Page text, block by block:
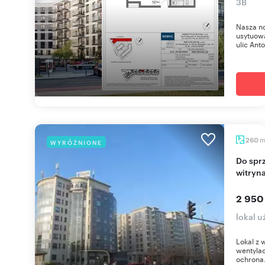
Nasza
ulic
WYRÓŻNIONE 260 m
Do sprzedania przestronny lokal 260 m² z
2
lokal
Lokal z